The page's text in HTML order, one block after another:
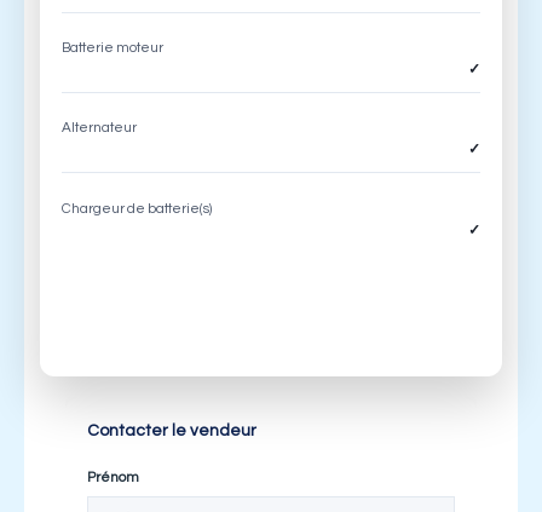
Batterie moteur
✓
Alternateur
✓
Chargeur de batterie(s)
✓
Contacter le vendeur
Prénom